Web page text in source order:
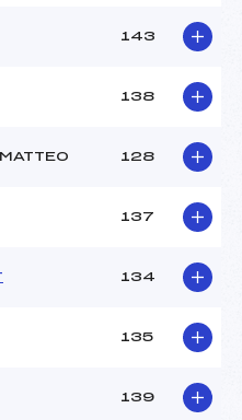
143
138
128
137
134
135
139